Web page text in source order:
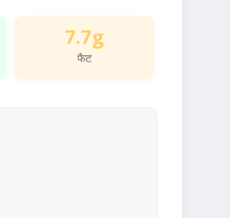
7.7g
फैट